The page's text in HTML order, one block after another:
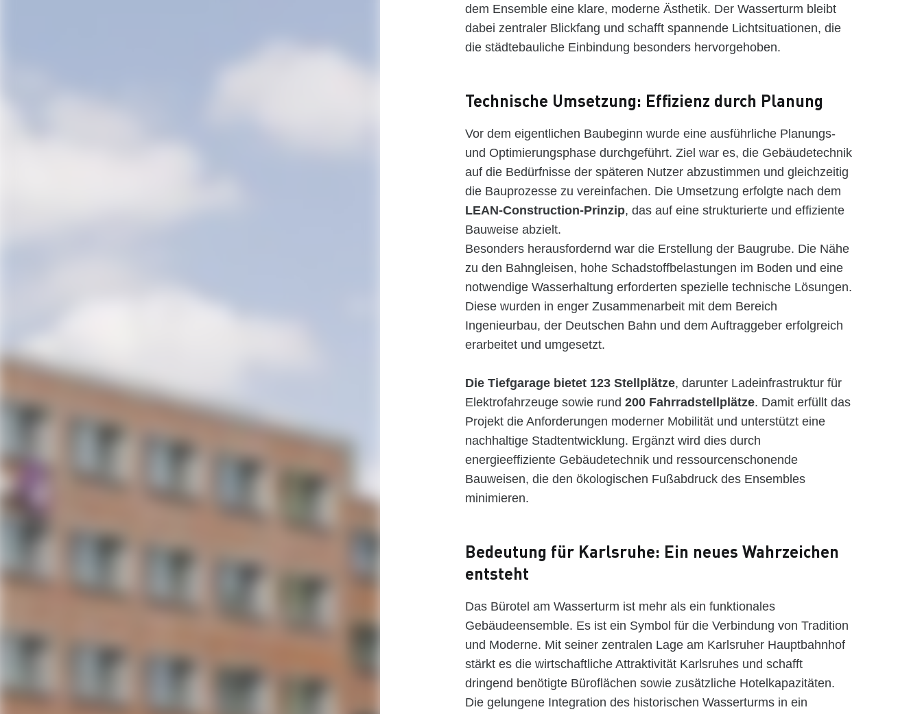
dem Ensemble eine klare, moderne Ästhetik. Der Wasserturm bleibt
dabei zentraler Blickfang und schafft spannende Lichtsituationen, die
die städtebauliche Einbindung besonders hervorgehoben.
Technische Umsetzung: Effizienz durch Planung
Vor dem eigentlichen Baubeginn wurde eine ausführliche Planungs-
und Optimierungsphase durchgeführt. Ziel war es, die Gebäudetechnik
auf die Bedürfnisse der späteren Nutzer abzustimmen und gleichzeitig
die Bauprozesse zu vereinfachen. Die Umsetzung erfolgte nach dem
LEAN-Construction-Prinzip, das auf eine strukturierte und effiziente
Bauweise abzielt.
Besonders herausfordernd war die Erstellung der Baugrube. Die Nähe
zu den Bahngleisen, hohe Schadstoffbelastungen im Boden und eine
notwendige Wasserhaltung erforderten spezielle technische Lösungen.
Diese wurden in enger Zusammenarbeit mit dem Bereich
Ingenieurbau, der Deutschen Bahn und dem Auftraggeber erfolgreich
erarbeitet und umgesetzt.
Die Tiefgarage bietet 123 Stellplätze, darunter Ladeinfrastruktur für
Elektrofahrzeuge sowie rund 200 Fahrradstellplätze. Damit erfüllt das
Projekt die Anforderungen moderner Mobilität und unterstützt eine
nachhaltige Stadtentwicklung. Ergänzt wird dies durch
energieeffiziente Gebäudetechnik und ressourcenschonende
Bauweisen, die den ökologischen Fußabdruck des Ensembles
minimieren.
Bedeutung für Karlsruhe: Ein neues Wahrzeichen
entsteht
Das Bürotel am Wasserturm ist mehr als ein funktionales
Gebäudeensemble. Es ist ein Symbol für die Verbindung von Tradition
und Moderne. Mit seiner zentralen Lage am Karlsruher Hauptbahnhof
stärkt es die wirtschaftliche Attraktivität Karlsruhes und schafft
dringend benötigte Büroflächen sowie zusätzliche Hotelkapazitäten.
Die gelungene Integration des historischen Wasserturms in ein